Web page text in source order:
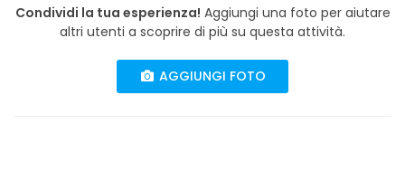
Condividi la tua esperienza! Aggiungi una foto per aiutare
altri utenti a scoprire di più su questa attività.
AGGIUNGI FOTO